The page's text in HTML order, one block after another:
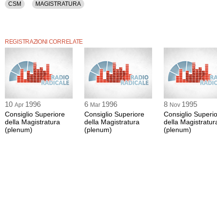
CSM MAGISTRATURA
REGISTRAZIONI CORRELATE
10 Apr 1996
Consiglio Superiore
della Magistratura
(plenum)
6 Mar 1996
Consiglio Superiore
della Magistratura
(plenum)
8 Nov 1995
Consiglio
della
(plenum)